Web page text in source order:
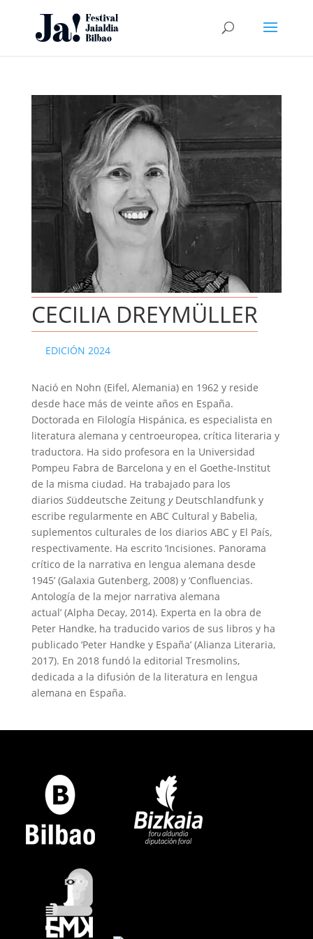
CECILIA DREYMÜLLER
EDICIÓN 2024
Nació en Nohn (Eifel, Alemania) en 1962 y reside
desde hace más de veinte años en España.
Doctorada en Filología Hispánica, es especialista en
literatura alemana y centroeuropea, crítica literaria y
traductora. Ha sido profesora en la Universidad
Pompeu Fabra de Barcelona y en el Goethe-Institut
de la misma ciudad. Ha trabajado para los
diarios Süddeutsche ZeitungyDeutschlandfunk y
escribe regularmente en ABC Cultural y Babelia,
suplementos culturales de los diarios ABC y El País,
respectivamente. Ha escrito ‘Incisiones. Panorama
crítico de la narrativa en lengua alemana desde
1945’ (Galaxia Gutenberg, 2008) y ‘Confluencias.
Antología de la mejor narrativa alemana
actual’ (Alpha Decay, 2014). Experta en la obra de
Peter Handke, ha traducido varios de sus libros y ha
publicado ‘Peter Handke y España’ (Alianza Literaria,
2017). En 2018 fundó la editorial Tresmolins,
dedicada a la difusión de la literatura en lengua
alemana en España.